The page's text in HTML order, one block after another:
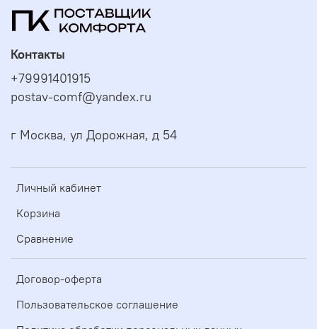
Личный кабинет
Корзина
Сравнение
Договор-оферта
Пользовательское соглашение
Контакты
+79991401915
postav-comf@yandex.ru
г Москва, ул Дорожная, д 54